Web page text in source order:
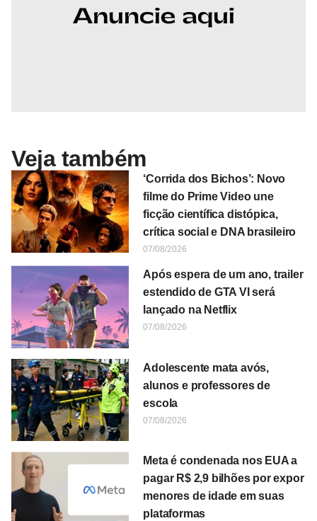
Veja também
‘Corrida dos Bichos’: Novo
filme do Prime Video une
ficção científica distópica,
crítica social e DNA brasileiro
07/08/2026
Após espera de um ano, trailer
estendido de GTA VI será
lançado na Netflix
07/08/2026
Adolescente mata avós,
alunos e professores de
escola
07/08/2026
Meta é condenada nos EUA a
pagar R$ 2,9 bilhões por expor
menores de idade em suas
plataformas